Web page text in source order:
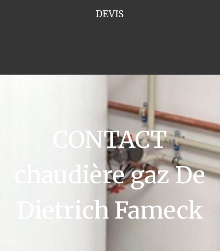
DEVIS
CONTACT
chaudière gaz De
Dietrich Fameck